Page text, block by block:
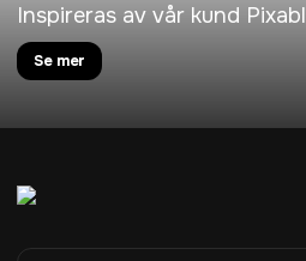
Inspireras av vår kund
Se mer